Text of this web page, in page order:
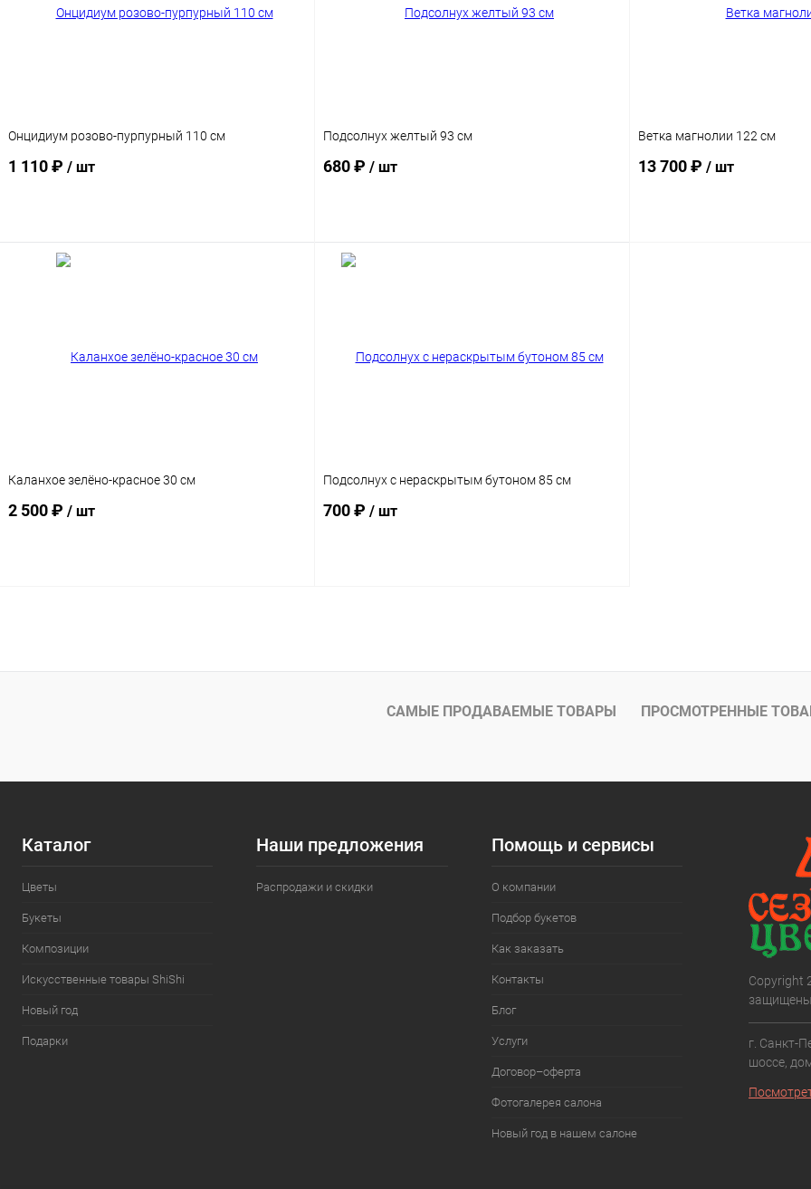
Онцидиум розово-пурпурный 110 см
1 110 ₽ / шт
В корзину
Подсолнух желтый 93 см
680 ₽ / шт
В корзину
Ветка магнолии 122 см
13 700 ₽ / шт
Каланхое зелёно-красное 30 см
2 500 ₽ / шт
Подсолнух с нераскрытым бутоном 85 см
700 ₽ / шт
САМЫЕ ПРОДАВАЕМЫЕ ТОВАРЫ ПРОСМОТРЕННЫЕ
Каталог
Цветы
Букеты
Композиции
Искусственные товары ShiShi
Новый год
Подарки
Наши предложения
Распродажи и скидки
Помощь и сервисы
О компании
Подбор букетов
Как заказать
Контакты
Блог
Услуги
Договор–оферта
Фотогалерея салона
Новый год в нашем салоне
Copyright
г. Санкт-
шоссе,